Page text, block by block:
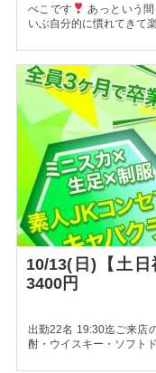
ぺこです
あっという
いぶ自分的に慣れてきて
10/13(日)【土
3400円
出勤22名 19:30迄ご来店
酎・ウイスキー・ソフト